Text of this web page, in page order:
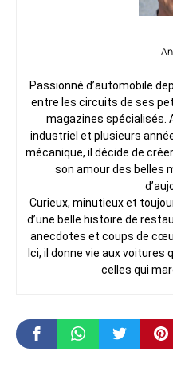
Passionné d’automobile
entre les circuits de ses
magazines spécialisés.
industriel et plusieurs
mécanique, il décide de créer
son amour des belles
Curieux, minutieux et
d’une belle histoire de
anecdotes et coups de
Ici, il donne vie aux voitures
celles qui